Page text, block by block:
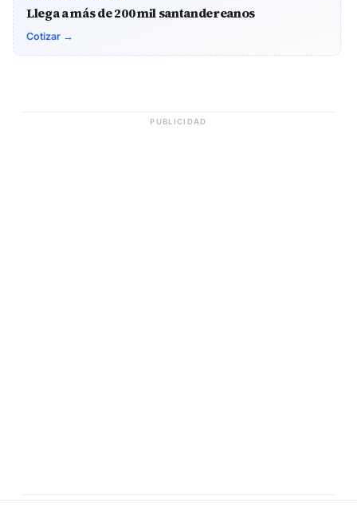
Llega a más de 200 mil santandereanos
Cotizar →
PUBLICIDAD